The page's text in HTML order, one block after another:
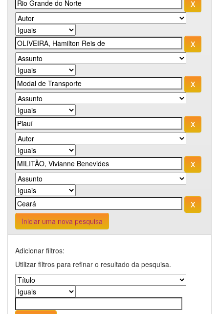
Iniciar uma nova pesquisa
Adicionar filtros:
Utilizar filtros para refinar o resultado da pesquisa.